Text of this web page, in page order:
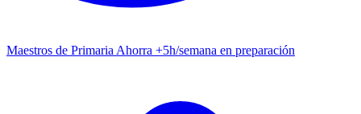
Maestros de Primaria Ahorra +5h/semana en preparación